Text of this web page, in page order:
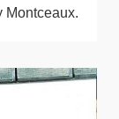
Montceaux.